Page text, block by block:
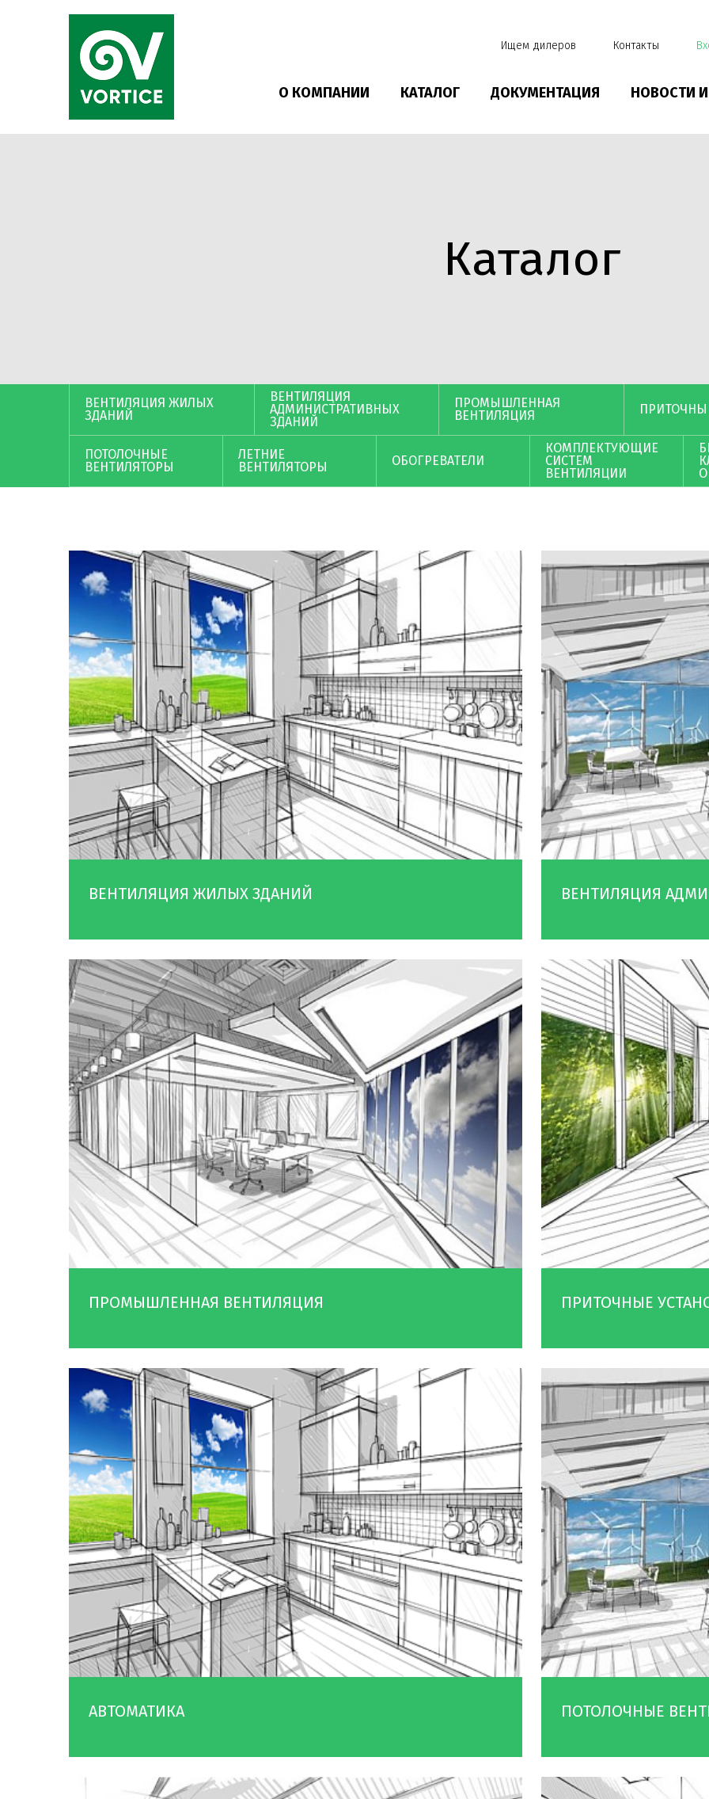
Ищем дилеров Контакты
О КОМПАНИИ КАТАЛОГ ДОКУМЕНТАЦИЯ НОВОСТИ
Каталог
ВЕНТИЛЯЦИЯ ЖИЛЫХ
ЗДАНИЙ
ВЕНТИЛЯЦИЯ
АДМИНИСТРАТИВНЫХ
ЗДАНИЙ
ПРОМЫШЛЕННАЯ
ВЕНТИЛЯЦИЯ
ПОТОЛОЧНЫЕ
ВЕНТИЛЯТОРЫ
ЛЕТНИЕ
ВЕНТИЛЯТОРЫ
ОБОГРЕВАТЕЛИ
КОМПЛЕКТУЮЩИЕ
СИСТЕМ
ВЕНТИЛЯЦИИ
ВЕНТИЛЯЦИЯ ЖИЛЫХ ЗДАНИЙ ВЕНТИЛЯЦИЯ
ПРОМЫШЛЕННАЯ ВЕНТИЛЯЦИЯ ПРИТОЧНЫЕ
АВТОМАТИКА ПОТОЛОЧНЫЕ